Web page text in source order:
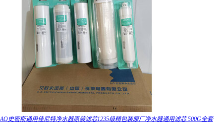
AO史密斯通用佳尼特净水器原装滤芯1235级精包装原厂净水器通用滤芯 500G全套